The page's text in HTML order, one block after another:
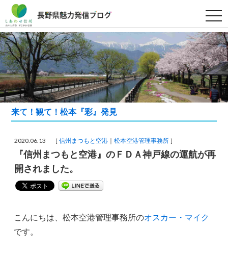
t
o
g
g
l
e
n
a
v
i
g
a
o
来て！観て！松本『彩』発見
2020.06.13 ［信州まつもと空港 松本空港管理事務所 ］
『信州まつもと空港』のＦＤＡ神戸線の運航が再
開されました。
こんにちは、松本空港管理事務所のオスカー・マイク
です。